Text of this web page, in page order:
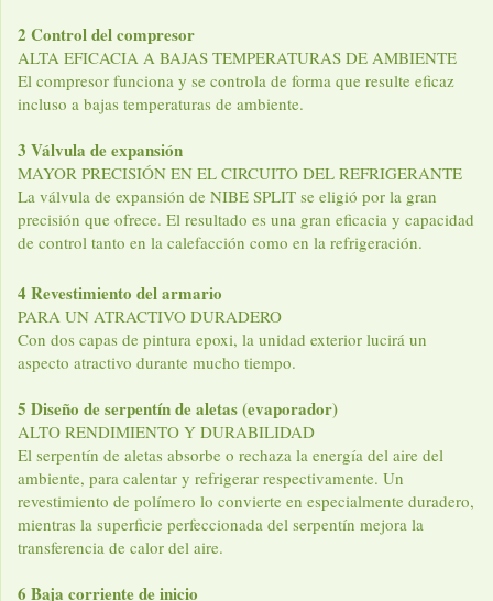
2 Control del compresor
ALTA EFICACIA A BAJAS TEMPERATURAS DE AMBIENTE
El compresor funciona y se controla de forma que resulte eficaz
incluso a bajas temperaturas de ambiente.
3 Válvula de expansión
MAYOR PRECISIÓN EN EL CIRCUITO DEL REFRIGERANTE
La válvula de expansión de NIBE SPLIT se eligió por la gran
precisión que ofrece. El resultado es una gran eficacia y capacidad
de control tanto en la calefacción como en la refrigeración.
4 Revestimiento del armario
PARA UN ATRACTIVO DURADERO
Con dos capas de pintura epoxi, la unidad exterior lucirá un
aspecto atractivo durante mucho tiempo.
5 Diseño de serpentín de aletas (evaporador)
ALTO RENDIMIENTO Y DURABILIDAD
El serpentín de aletas absorbe o rechaza la energía del aire del
ambiente, para calentar y refrigerar respectivamente. Un
revestimiento de polímero lo convierte en especialmente duradero,
mientras la superficie perfeccionada del serpentín mejora la
transferencia de calor del aire.
6 Baja corriente de inicio